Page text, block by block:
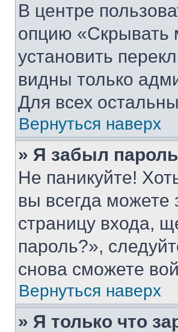
В центре
опцию «Скрывать
установить
видны только
Для всех
Вернуться наверх
» Я забыл
Не паникуйте!
вы всегда можете
страницу входа,
пароль?»,
снова сможете
Вернуться наверх
» Я только что